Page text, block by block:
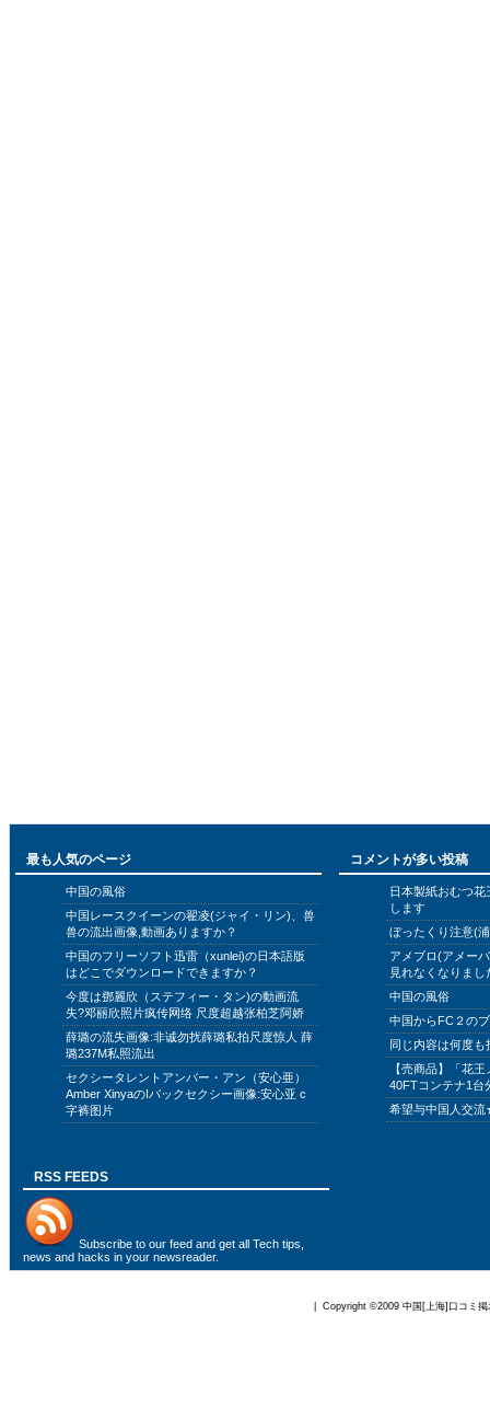
最も人気のページ
中国の風俗
中国レースクイーンの翟凌(ジャイ・リン)、兽
兽の流出画像,動画ありますか？
中国のフリーソフト迅雷（xunlei)の日本語版
はどこでダウンロードできますか？
今度は鄧麗欣（ステフィー・タン)の動画流
失?邓丽欣照片疯传网络 尺度超越张柏芝阿娇
薛璐の流失画像:非诚勿扰薛璐私拍尺度惊人 薛
璐237M私照流出
セクシータレントアンバー・アン（安心亜）
Amber XinyaのIバックセクシー画像:安心亚 c
字裤图片
コメントが多い投稿
日本製紙おむつ
します
ぼったくり注意(
アメブロ(アメー
見れなくなりまし
中国の風俗
中国からFC２の
同じ内容は何度
【売商品】「花
40FTコンテナ1台
希望与中国人交
RSS FEEDS
Subscribe to our feed and get all Tech tips,
news and hacks in your newsreader.
| Copyright ©2009 中国[上海]口コミ掲